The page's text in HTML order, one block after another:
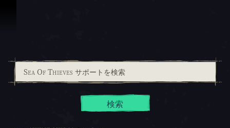
検索